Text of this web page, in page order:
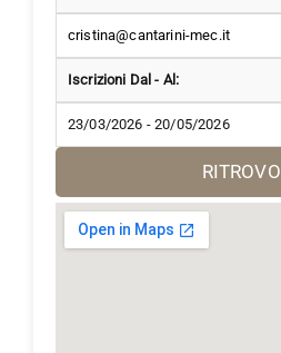
cristina@cantarini-mec.it
Iscrizioni Dal - Al:
23/03/2026 - 20/05/2026
RITROVO